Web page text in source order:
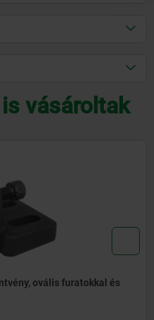
vásároltak
ovális furatokkal és